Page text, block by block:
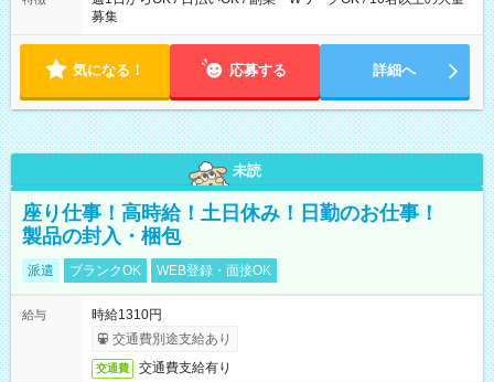
募集
気になる！ 応募する 詳細へ
未読
座り仕事！高時給！土日休み！日勤のお仕事！
製品の封入・梱包
派遣 ブランクOK WEB登録・面接OK
給与
時給1310円
交通費別途支給あり
交通費 交通費支給有り